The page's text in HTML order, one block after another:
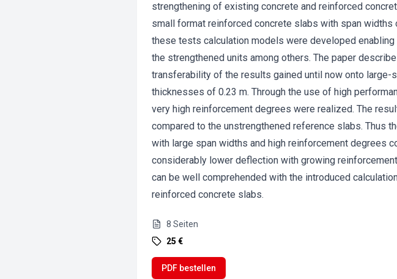
strengthening of existing concrete and reinforced
small format reinforced concrete slabs with span
these tests calculation models were developed
the strengthened units among others. The paper
transferability of the results gained until now onto
thicknesses of 0.23 m. Through the use of high
very high reinforcement degrees were realized. The
compared to the unstrengthened reference slabs. Thus
with large span widths and high reinforcement degrees
considerably lower deflection with growing
can be well comprehended with the introduced
reinforced concrete slabs.
8 Seiten
25 €
PDF bestellen